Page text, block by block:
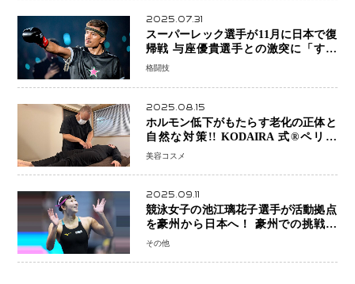
2025.07.31
スーパーレック選手が11月に日本で復
帰戦 与座優貴選手との激突に「すべ
ての技術を見せたい」
格闘技
2025.08.15
ホルモン低下がもたらす老化の正体と
自然な対策!! KODAIRA 式®ペリネ
（骨盤底筋）ケア
美容コスメ
2025.09.11
競泳女子の池江璃花子選手が活動拠点
を豪州から日本へ！ 豪州での挑戦を
糧に、28年ロサンゼルス五輪へ再始動
その他